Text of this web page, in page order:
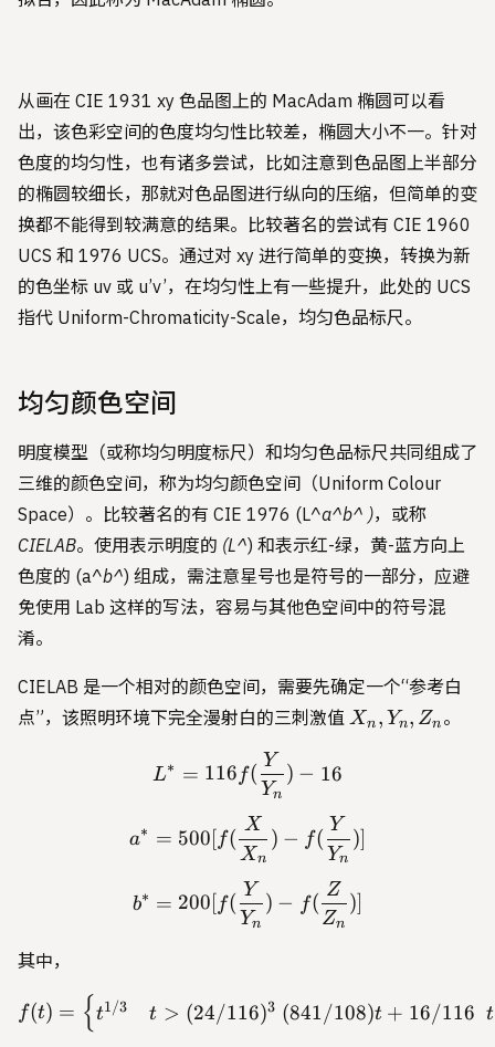
从画在 CIE 1931 xy 色品图上的 MacAdam 椭圆可以看
出，该色彩空间的色度均匀性比较差，椭圆大小不一。针对
色度的均匀性，也有诸多尝试，比如注意到色品图上半部分
的椭圆较细长，那就对色品图进行纵向的压缩，但简单的变
换都不能得到较满意的结果。比较著名的尝试有 CIE 1960
UCS 和 1976 UCS。通过对 xy 进行简单的变换，转换为新
的色坐标 uv 或 u’v’，在均匀性上有一些提升，此处的 UCS
指代 Uniform-Chromaticity-Scale，均匀色品标尺。
均匀颜色空间
明度模型（或称均匀明度标尺）和均匀色品标尺共同组成了
三维的颜色空间，称为均匀颜色空间（Uniform Colour
Space）。比较著名的有 CIE 1976 (L^a^b^ )，或称
CIELAB。使用表示明度的 (L^) 和表示红-绿，黄-蓝方向上
色度的 (a^b^) 组成，需注意星号也是符号的一部分，应避
免使用 Lab 这样的写法，容易与其他色空间中的符号混
淆。
CIELAB 是一个相对的颜色空间，需要先确定一个“参考白
点”，该照明环境下完全漫射白的三刺激值 X_n,
Xn , Yn, Zn 。
L^* = 116
L∗ = 116 f(
Yn
Y
) − 16
a^* = 500
a∗ = 500[f(
Xn
X
) − f(
Yn
Y
)]
b^* = 200
b∗ = 200 f(
Yn
Y
) − f(
Zn
Z
)]
其中，
f(t) = \begin{cases}
f(t) = { t1/3 t > (24/116)3 (841/108)t + 16/116 t